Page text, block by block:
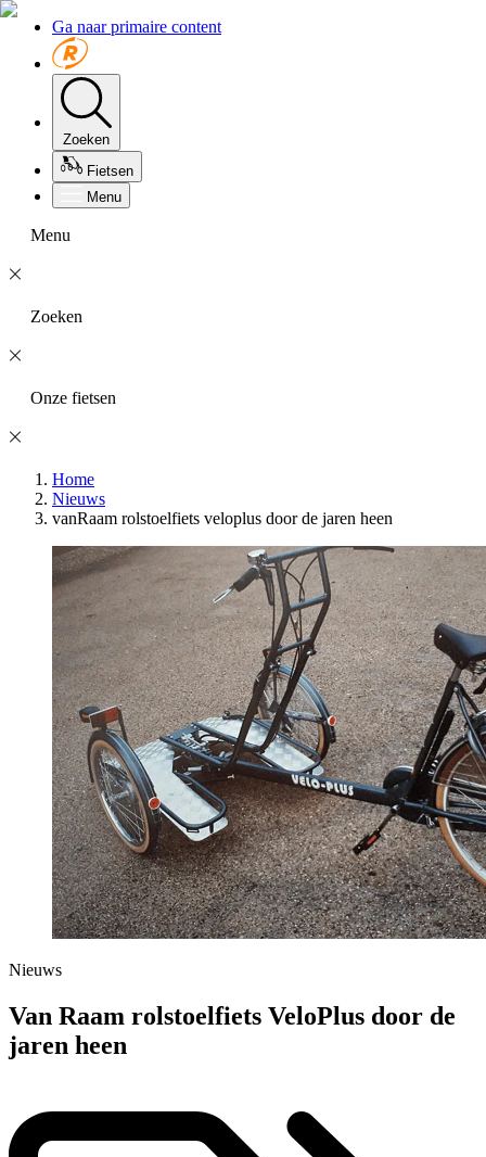
Ga naar primaire content
Zoeken
Fietsen
Menu
Menu
Zoeken
Onze fietsen
Home
Nieuws
vanRaam rolstoelfiets veloplus door de jaren heen
Nieuws
Van Raam rolstoelfiets VeloPlus door de
jaren heen